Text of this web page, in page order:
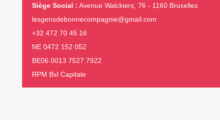
Siège Social : Avenue Walckiers, 76 - 1160 Bruxelles
lesgensdebonnecompagnie@gmail.com
+32 472 70 45 16
NE 0472 152 052
BE06 0013 7527 7922
RPM Bxl Capitale